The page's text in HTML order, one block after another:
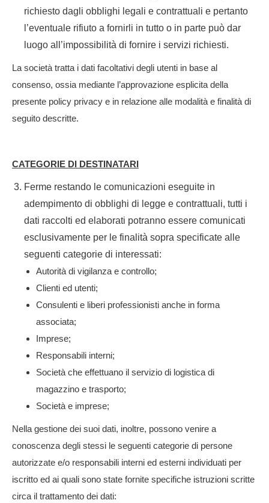
richiesto dagli obblighi legali e contrattuali e pertanto
l’eventuale rifiuto a fornirli in tutto o in parte può dar
luogo all’impossibilità di fornire i servizi richiesti.
La società tratta i dati facoltativi degli utenti in base al
consenso, ossia mediante l’approvazione esplicita della
presente policy privacy e in relazione alle modalità e finalità di
seguito descritte.
CATEGORIE DI DESTINATARI
Ferme restando le comunicazioni eseguite in
adempimento di obblighi di legge e contrattuali, tutti i
dati raccolti ed elaborati potranno essere comunicati
esclusivamente per le finalità sopra specificate alle
seguenti categorie di interessati:
Autorità di vigilanza e controllo;
Clienti ed utenti;
Consulenti e liberi professionisti anche in forma
associata;
Imprese;
Responsabili interni;
Società che effettuano il servizio di logistica di
magazzino e trasporto;
Società e imprese;
Nella gestione dei suoi dati, inoltre, possono venire a
conoscenza degli stessi le seguenti categorie di persone
autorizzate e/o responsabili interni ed esterni individuati per
iscritto ed ai quali sono state fornite specifiche istruzioni scritte
circa il trattamento dei dati: